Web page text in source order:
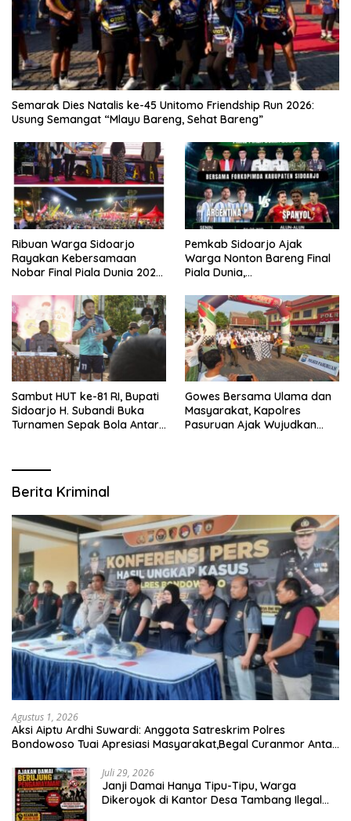
Semarak Dies Natalis ke-45 Unitomo Friendship Run 2026:
Usung Semangat “Mlayu Bareng, Sehat Bareng”
Ribuan Warga Sidoarjo
Rayakan Kebersamaan
Nobar Final Piala Dunia 2026
Forkopimda
Pemkab Sidoarjo Ajak
Warga Nonton Bareng Final
Piala Dunia,
Sambut HUT ke-81 RI, Bupati
Sidoarjo H. Subandi Buka
Turnamen Sepak Bola Antar
Gowes Bersama Ulama dan
Masyarakat, Kapolres
Pasuruan Ajak Wujudkan
Berita Kriminal
Agustus 1, 2026
Aksi Aiptu Ardhi Suwardi: Anggota Satreskrim Polres
Bondowoso Tuai Apresiasi Masyarakat,Begal Curanmor Antar
Juli 29, 2026
Janji Damai Hanya Tipu-Tipu, Warga
Dikeroyok di Kantor Desa Tambang Ilegal